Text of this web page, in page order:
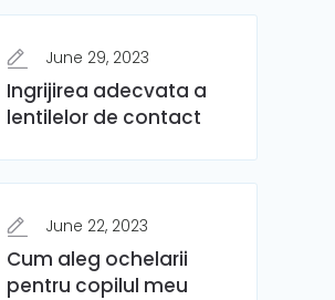
June 29, 2023
Ingrijirea adecvata a
lentilelor de contact
June 22, 2023
Cum aleg ochelarii
pentru copilul meu